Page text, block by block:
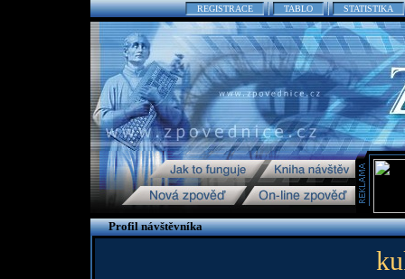
REGISTRACE TABLO STATISTIKA
Profil návštěvníka